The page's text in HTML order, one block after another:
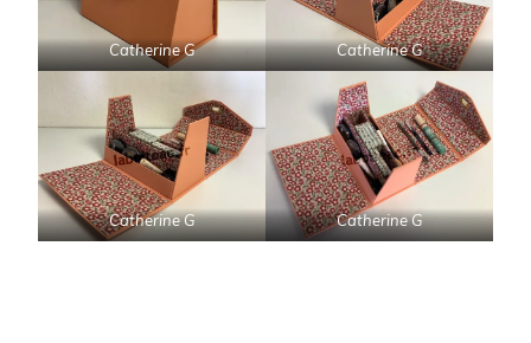
Catherine G Catherine G
Catherine G Catherine G